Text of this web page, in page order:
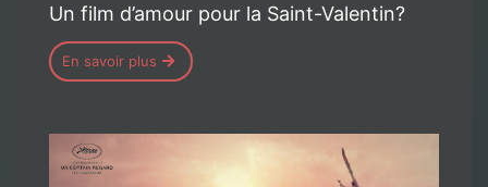
Un film d’amour pour la Saint-Valentin?
En savoir plus